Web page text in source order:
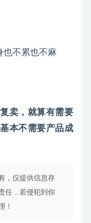
也不累也不麻
卖，就算有需要
本不需要产品成
，仅提供信息存
任，若侵犯到你
！